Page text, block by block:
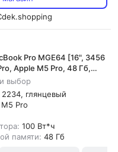
Pro MGE64 [16", 3456
Apple M5 Pro, 48 Гб,
выбор
глянцевый
Pro
100 Вт*ч
памяти: 48 Гб